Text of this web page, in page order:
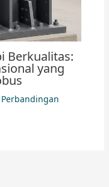
Berkualitas:
yang